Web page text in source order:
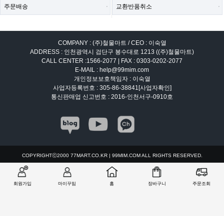
회원가입 마이꾸밈 홈 장바구니 주문조회
주문배송 교환반품취소
COMPANY : (주)철물마트 / CEO : 이숙열
ADDRESS : 인천광역시 검단구 봉수대로 1213 ((주)철물마트)
CALL CENTER :1566-2077 | FAX : 0303-0202-2077
E-MAIL : help@99mim.com
개인정보보호책임자 : 이숙열
사업자등록번호 : 305-86-38841 [사업자확인]
통신판매업 신고번호 : 2016-인천서구-0910호
COPYRIGHTⓒ2000 77MART.CO.KR | 99MIM.COM ALL RIGHTS RESERVED.
PC버전으로 보기